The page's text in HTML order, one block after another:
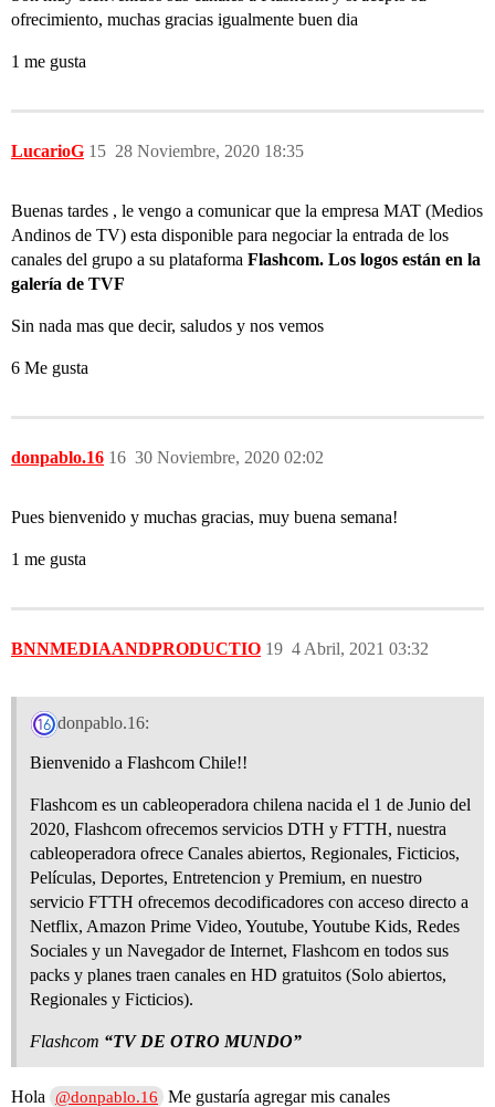
ofrecimiento, muchas gracias igualmente buen dia
1 me gusta
LucarioG 28 Noviembre, 2020 18:35
15
Buenas tardes , le vengo a comunicar que la empresa MAT (Medios
Andinos de TV) esta disponible para negociar la entrada de los
canales del grupo a su plataforma Flashcom. Los logos están en la
galería de TVF
Sin nada mas que decir, saludos y nos vemos
6 Me gusta
donpablo.16 30 Noviembre, 2020 02:02
16
Pues bienvenido y muchas gracias, muy buena semana!
1 me gusta
BNNMEDIAANDPRODUCTIO 4 Abril, 2021 03:32
19
donpablo.16:
Bienvenido a Flashcom Chile!!
Flashcom es un cableoperadora chilena nacida el 1 de Junio del
2020, Flashcom ofrecemos servicios DTH y FTTH, nuestra
cableoperadora ofrece Canales abiertos, Regionales, Ficticios,
Películas, Deportes, Entretencion y Premium, en nuestro
servicio FTTH ofrecemos decodificadores con acceso directo a
Netflix, Amazon Prime Video, Youtube, Youtube Kids, Redes
Sociales y un Navegador de Internet, Flashcom en todos sus
packs y planes traen canales en HD gratuitos (Solo abiertos,
Regionales y Ficticios).
Flashcom “TV DE OTRO MUNDO”
Hola @donpablo.16 Me gustaría agregar mis canales